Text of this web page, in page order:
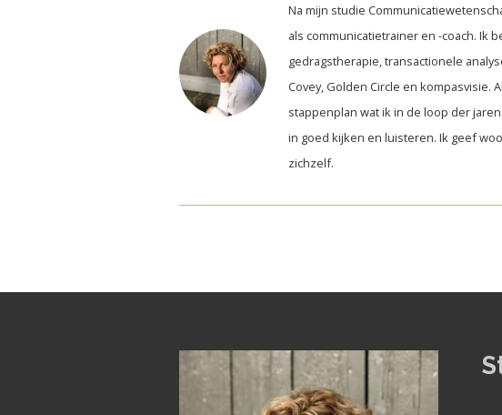
Na mijn studie
als communicatietrainer en -coach. Ik
gedragstherapie, transactionele
Covey, Golden Circle en
stappenplan wat ik in de loop der
in goed kijken en luisteren. Ik geef
zichzelf.